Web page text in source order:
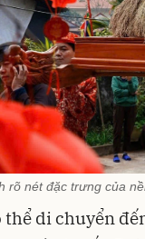
rõ nét đặc trưng của
di chuyển